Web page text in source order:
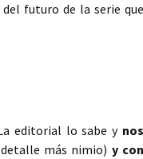
futuro de la serie que
editorial lo sabe y nos
más nimio) y con